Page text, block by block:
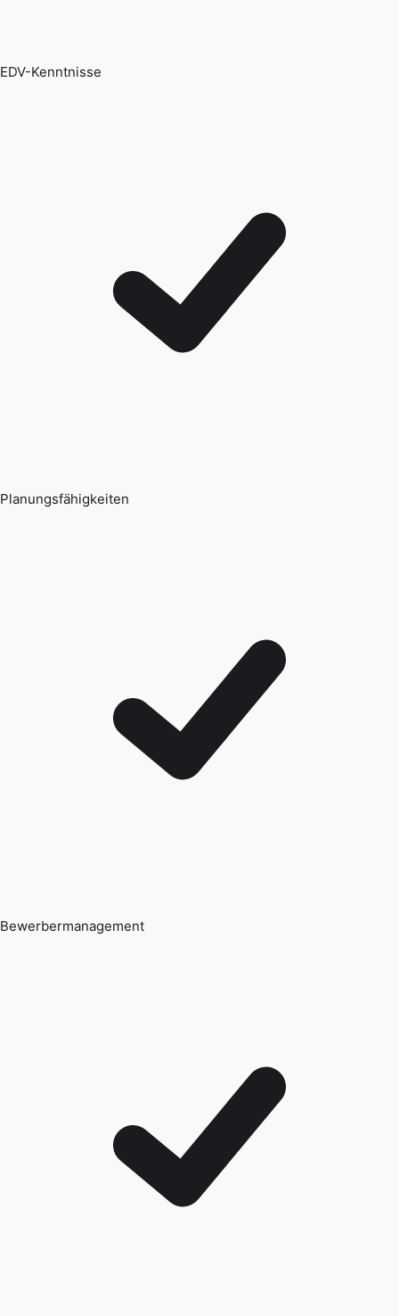
EDV-Kenntnisse
Planungsfähigkeiten
Bewerbermanagement